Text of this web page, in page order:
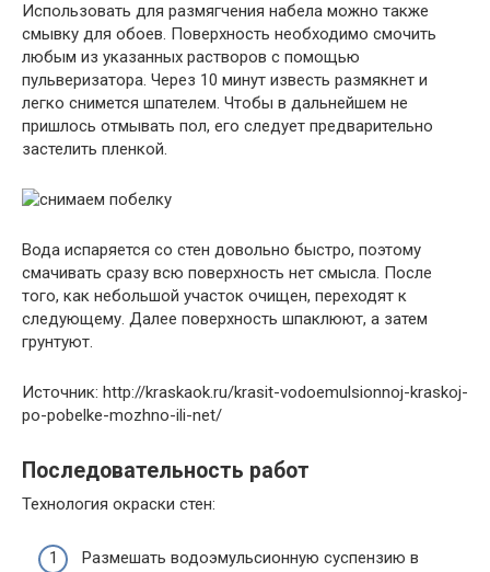
Использовать для размягчения набела можно также
смывку для обоев. Поверхность необходимо смочить
любым из указанных растворов с помощью
пульверизатора. Через 10 минут известь размякнет и
легко снимется шпателем. Чтобы в дальнейшем не
пришлось отмывать пол, его следует предварительно
застелить пленкой.
Вода испаряется со стен довольно быстро, поэтому
смачивать сразу всю поверхность нет смысла. После
того, как небольшой участок очищен, переходят к
следующему. Далее поверхность шпаклюют, а затем
грунтуют.
Источник: http://kraskaok.ru/krasit-vodoemulsionnoj-kraskoj-
po-pobelke-mozhno-ili-net/
Последовательность работ
Технология окраски стен:
Размешать водоэмульсионную суспензию в